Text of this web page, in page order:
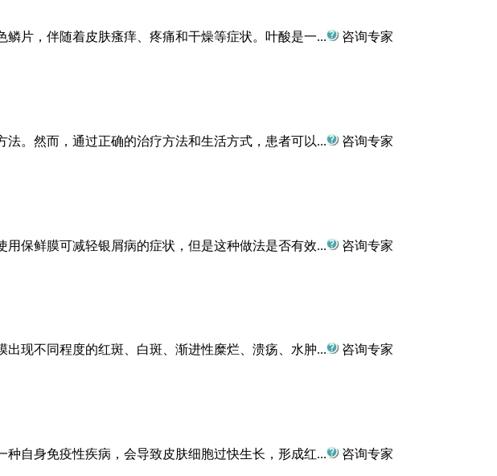
片，伴随着皮肤瘙痒、疼痛和干燥等症状。叶酸是一... 咨询专家
。然而，通过正确的治疗方法和生活方式，患者可以... 咨询专家
保鲜膜可减轻银屑病的症状，但是这种做法是否有效... 咨询专家
现不同程度的红斑、白斑、渐进性糜烂、溃疡、水肿... 咨询专家
自身免疫性疾病，会导致皮肤细胞过快生长，形成红... 咨询专家